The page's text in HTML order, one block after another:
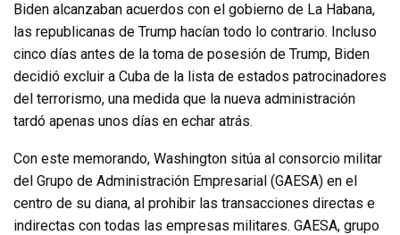
Biden alcanzaban acuerdos con el gobierno de La Habana,
las republicanas de Trump hacían todo lo contrario. Incluso
cinco días antes de la toma de posesión de Trump, Biden
decidió excluir a Cuba de la lista de estados patrocinadores
del terrorismo, una medida que la nueva administración
tardó apenas unos días en echar atrás.
Con este memorando, Washington sitúa al consorcio militar
del Grupo de Administración Empresarial (GAESA) en el
centro de su diana, al prohibir las transacciones directas e
indirectas con todas las empresas militares. GAESA, grupo